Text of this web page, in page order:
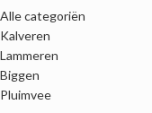
Alle categoriën
Kalveren
Lammeren
Biggen
Pluimvee